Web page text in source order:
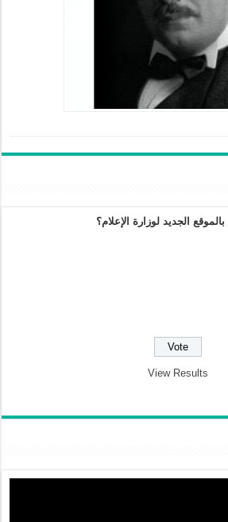
الجديد لوزارة الإعلام؟
View Results